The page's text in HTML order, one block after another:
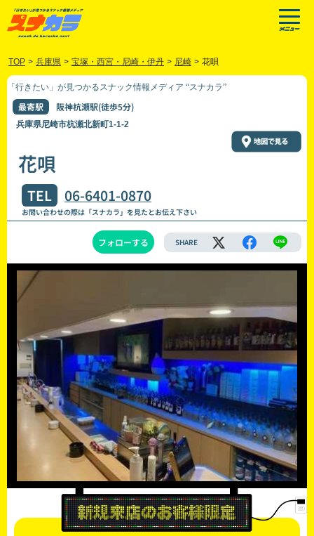
TOP > 兵庫県 > 宝塚・西宮・尼崎・伊丹 > 尼崎 > 花唄
「行きたい」が見つかるスナック情報メディア “スナカラ”
最寄駅 阪神杭瀬駅(徒歩5分)
兵庫県尼崎市杭瀬北新町1-1-2
花唄
TEL 06-6401-0870
お問い合わせの際は「スナカラ」を見たとお伝え下さい
フォローする SHARE